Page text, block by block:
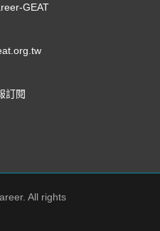
GEAT
訂閱
All rights